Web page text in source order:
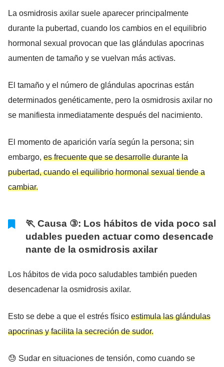
La osmidrosis axilar suele aparecer principalmente
durante la pubertad, cuando los cambios en el equilibrio
hormonal sexual provocan que las glándulas apocrinas
aumenten de tamaño y se vuelvan más activas.
El tamaño y el número de glándulas apocrinas están
determinados genéticamente, pero la osmidrosis axilar no
se manifiesta inmediatamente después del nacimiento.
El momento de aparición varía según la persona; sin
embargo, es frecuente que se desarrolle durante la
pubertad, cuando el equilibrio hormonal sexual tiende a
cambiar.
🏃 Causa ③: Los hábitos de vida poco sal
udables pueden actuar como desencade
nante de la osmidrosis axilar
Los hábitos de vida poco saludables también pueden
desencadenar la osmidrosis axilar.
Esto se debe a que el estrés físico estimula las glándulas
apocrinas y facilita la secreción de sudor.
😓 Sudar en situaciones de tensión, como cuando se